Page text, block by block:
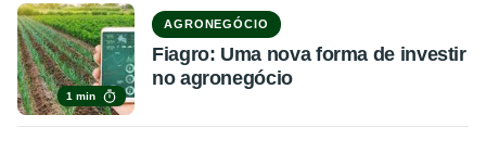
1 min
AGRONEGÓCIO
Fiagro: Uma nova forma de investir
no agronegócio